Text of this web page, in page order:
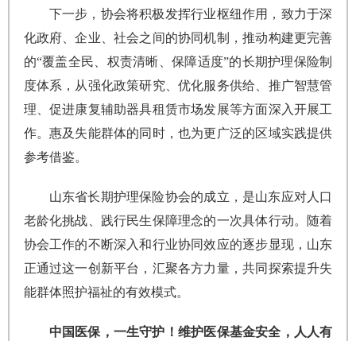
下一步，协会将积极发挥行业枢纽作用，致力于深
化政府、企业、社会之间的协同机制，推动构建更完善
的“覆盖全民、权责清晰、保障适度”的长期护理保险制
度体系，从强化政策研究、优化服务供给、推广智慧管
理、促进康复辅助器具租赁市场发展等方面深入开展工
作。惠及失能群体的同时，也为更广泛的区域实践提供
参考借鉴。
山东省长期护理保险协会的成立，是山东应对人口
老龄化挑战、践行民生保障理念的一次具体行动。随着
协会工作的不断深入和行业协同效应的逐步显现，山东
正通过这一创新平台，汇聚各方力量，共同探索提升失
能群体照护福祉的有效模式。
中国医保，一生守护！维护医保基金安全，人人有